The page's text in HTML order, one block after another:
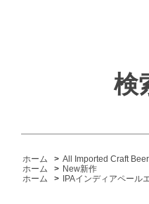
検
ホーム > All Imported Craft
ホーム
> New新作
ホーム
> IPAインディアペール